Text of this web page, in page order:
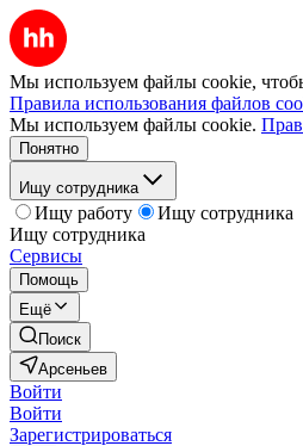
Мы используем файлы cookie,
Правила использования файлов
Мы используем файлы cookie.
Понятно
Ищу сотрудника
Ищу работу
Ищу сотрудника
Ищу сотрудника
Сервисы
Помощь
Ещё
Поиск
Арсеньев
Войти
Войти
Зарегистрироваться